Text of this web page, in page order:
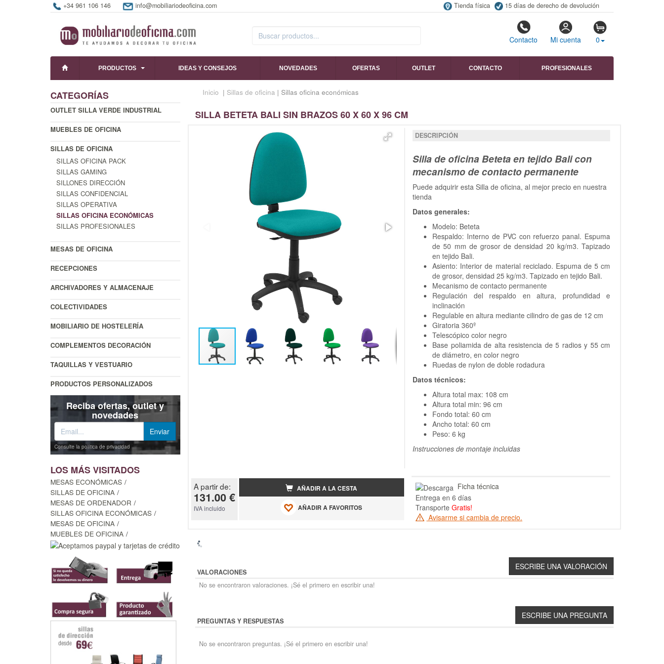
+34 961 106 146 info@mobiliariodeoficina.com Tienda física 15 días de derecho de devolución
Contacto Mi cuenta 0
PRODUCTOS IDEAS Y CONSEJOS NOVEDADES OFERTAS OUTLET CONTACTO PROFESIONALES
CATEGORÍAS
OUTLET SILLA VERDE INDUSTRIAL
MUEBLES DE OFICINA
SILLAS DE OFICINA
SILLAS OFICINA PACK
SILLAS GAMING
SILLONES DIRECCIÓN
SILLAS CONFIDENCIAL
SILLAS OPERATIVA
SILLAS OFICINA ECONÓMICAS
SILLAS PROFESIONALES
MESAS DE OFICINA
RECEPCIONES
ARCHIVADORES Y ALMACENAJE
COLECTIVIDADES
MOBILIARIO DE HOSTELERÍA
COMPLEMENTOS DECORACIÓN
TAQUILLAS Y VESTUARIO
PRODUCTOS PERSONALIZADOS
Reciba ofertas, outlet y
novedades
Consulte la política de privacidad
LOS MÁS VISITADOS
MESAS ECONÓMICAS
SILLAS DE OFICINA
MESAS DE ORDENADOR
SILLAS OFICINA ECONÓMICAS
MESAS DE OFICINA
MUEBLES DE OFICINA
Inicio | Sillas de oficina | Sillas oficina económicas
SILLA BETETA BALI SIN BRAZOS 60 X 60 X 96 CM
DESCRIPCIÓN
Silla de oficina Beteta en tejido Bali con
mecanismo de contacto permanente
Puede adquirir esta Silla de oficina, al mejor precio en nuestra
tienda
Datos generales:
Modelo: Beteta
Respaldo: Interno de PVC con refuerzo panal. Espuma
de 50 mm de grosor de densidad 20 kg/m3. Tapizado
en tejido Bali.
Asiento: Interior de material reciclado. Espuma de 5 cm
de grosor, densidad 25 kg/m3. Tapizado en tejido Bali.
Mecanismo de contacto permanente
Regulación del respaldo en altura, profundidad e
inclinación
Regulable en altura mediante cilindro de gas de 12 cm
Giratoria 360º
Telescópico color negro
Base poliamida de alta resistencia de 5 radios y 55 cm
de diámetro, en color negro
Ruedas de nylon de doble rodadura
Datos técnicos:
Altura total max: 108 cm
Altura total min: 96 cm
Fondo total: 60 cm
Ancho total: 60 cm
Peso: 6 kg
Instrucciones de montaje incluidas
A partir de:
131.00 €
IVA incluido
AÑADIR A LA CESTA
AÑADIR A FAVORITOS
Ficha técnica
Entrega en 6 días
TransporteGratis!
Avisarme si cambia de precio.
VALORACIONES
No se encontraron valoraciones. ¡Sé el primero en escribir una!
PREGUNTAS Y RESPUESTAS
No se encontraron preguntas. ¡Sé el primero en escribir una!